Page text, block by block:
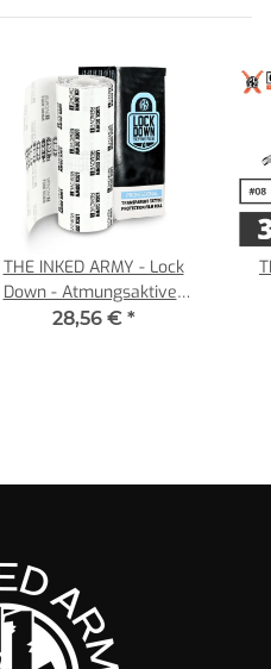
THE INKED ARMY - Lock
Down - Atmungsaktiver
Tattoo Film - Einzelrolle
28,56 € *